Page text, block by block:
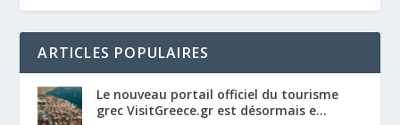
ARTICLES POPULAIRES
Le nouveau portail officiel du tourisme
grec VisitGreece.gr est désormais e...